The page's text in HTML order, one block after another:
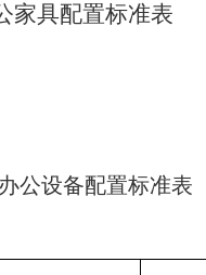
家具配置标准表
公设备配置标准表